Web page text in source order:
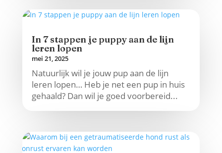
In 7 stappen je puppy aan de lijn
leren lopen
mei 21, 2025
Natuurlijk wil je jouw pup aan de lijn
leren lopen… Heb je net een pup in huis
gehaald? Dan wil je goed voorbereid...